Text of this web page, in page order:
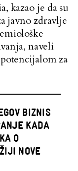
kazao je da su
javno zdravlje
naveli
za
BIZNIS
KADA
O
NOVE